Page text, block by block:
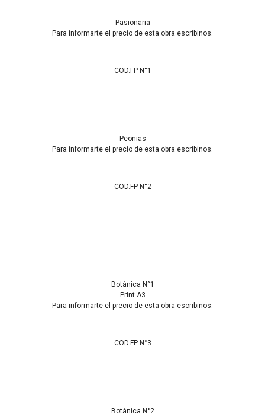
Pasionaria
Para informarte el precio de esta obra escribinos.
COD.FP N°1
Peonias
Para informarte el precio de esta obra escribinos.
COD.FP N°2
Botánica N°1
Print A3
Para informarte el precio de esta obra escribinos.
COD.FP N°3
Botánica N°2